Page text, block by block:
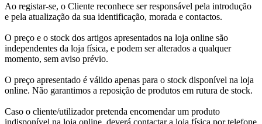
Ao registar-se, o Cliente reconhece ser responsável pela introdução
e pela atualização da sua identificação, morada e contactos.
O preço e o stock dos artigos apresentados na loja online são
independentes da loja física, e podem ser alterados a qualquer
momento, sem aviso prévio.
O preço apresentado é válido apenas para o stock disponível na loja
online. Não garantimos a reposição de produtos em rutura de stock.
Caso o cliente/utilizador pretenda encomendar um produto
indisponível na loja online, deverá contactar a loja física por telefone